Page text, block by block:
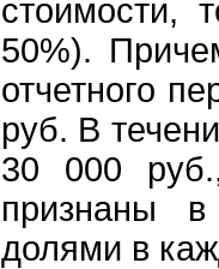
стоимости,
50%).
отчетного
руб. В
30 000
признаны
долями в